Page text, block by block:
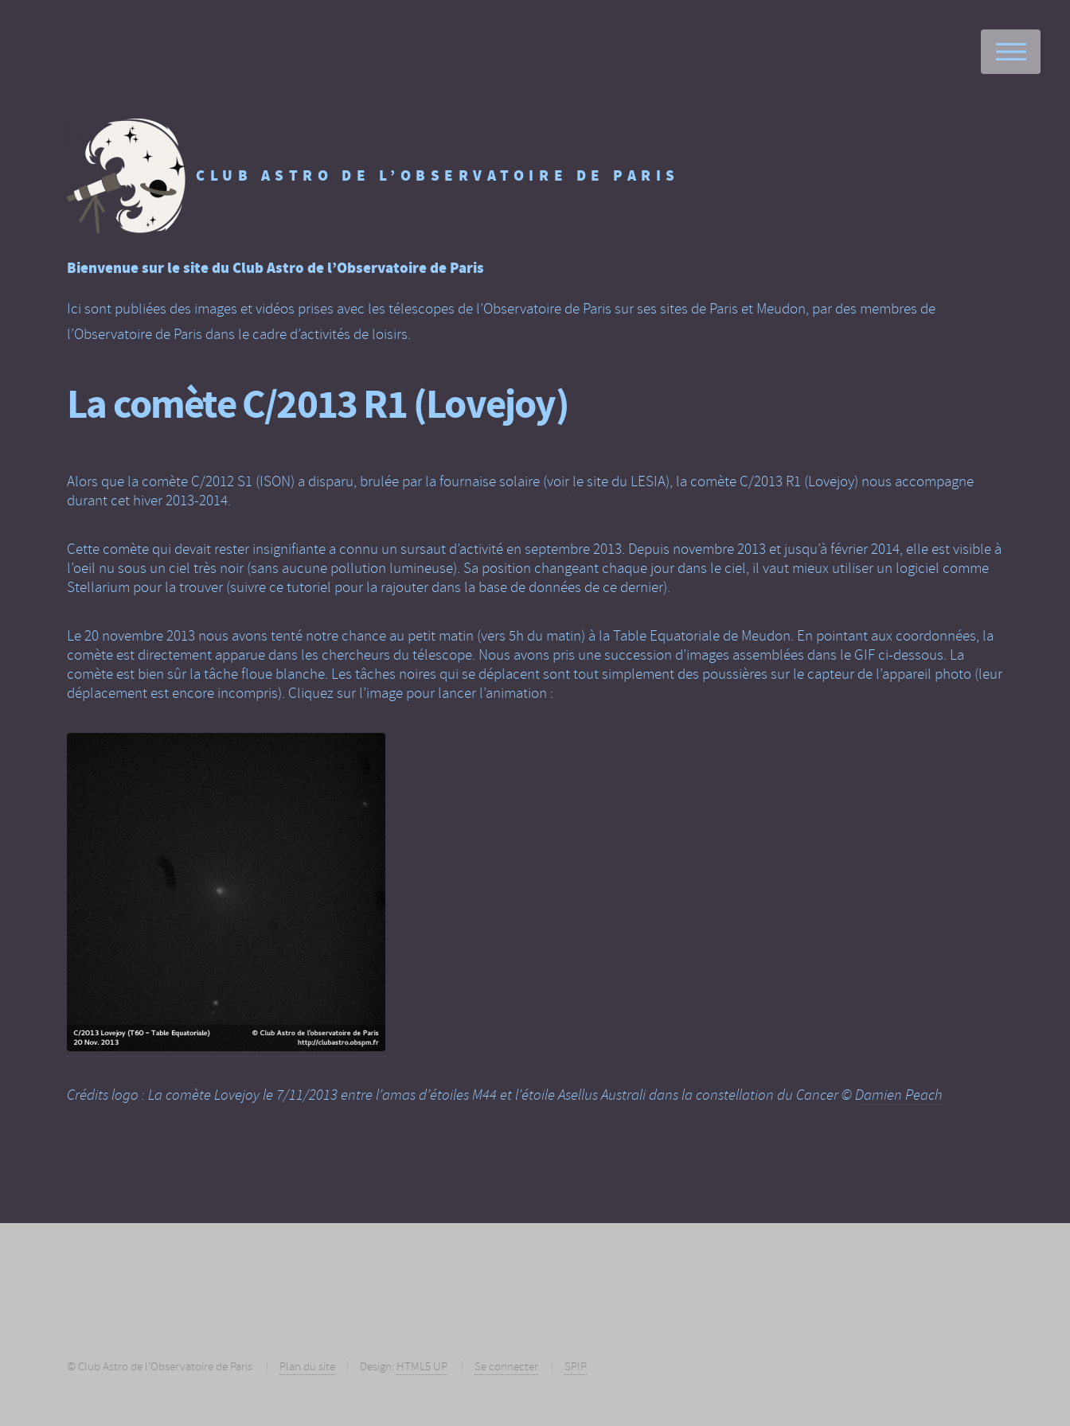
CLUB ASTRO DE L’OBSERVATOIRE DE PARIS
Bienvenue sur le site du Club Astro de l’Observatoire de Paris
Ici sont publiées des images et vidéos prises avec les télescopes de l’Observatoire de Paris sur ses sites de Paris et Meudon, par des membres de
l’Observatoire de Paris dans le cadre d’activités de loisirs.
La comète C/2013 R1 (Lovejoy)
Alors que la comète C/2012 S1 (ISON) a disparu, brulée par la fournaise solaire (voir le site du LESIA), la comète C/2013 R1 (Lovejoy) nous accompagne
durant cet hiver 2013-2014.
Cette comète qui devait rester insignifiante a connu un sursaut d’activité en septembre 2013. Depuis novembre 2013 et jusqu’à février 2014, elle est visible à
l’oeil nu sous un ciel très noir (sans aucune pollution lumineuse). Sa position changeant chaque jour dans le ciel, il vaut mieux utiliser un logiciel comme
Stellarium pour la trouver (suivre ce tutoriel pour la rajouter dans la base de données de ce dernier).
Le 20 novembre 2013 nous avons tenté notre chance au petit matin (vers 5h du matin) à la Table Equatoriale de Meudon. En pointant aux coordonnées, la
comète est directement apparue dans les chercheurs du télescope. Nous avons pris une succession d’images assemblées dans le GIF ci-dessous. La
comète est bien sûr la tâche floue blanche. Les tâches noires qui se déplacent sont tout simplement des poussières sur le capteur de l’appareil photo (leur
déplacement est encore incompris). Cliquez sur l’image pour lancer l’animation :
Crédits logo : La comète Lovejoy le 7/11/2013 entre l’amas d’étoiles M44 et l’étoile Asellus Australi dans la constellation du Cancer ©Damien Peach
© Club Astro de l’Observatoire de Paris Plan du site Design: HTML5 UP Se connecter SPIP